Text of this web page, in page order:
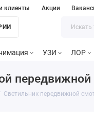
клиенты Акции
УЗИ ЛОР
передвижной
Светильник передвижной